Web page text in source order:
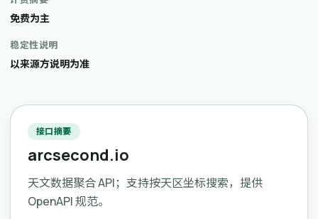
免费为主
稳定性说明
以来源方说明为准
接口摘要
arcsecond.io
天文数据聚合 API；支持按天区坐标搜索，提供
OpenAPI 规范。